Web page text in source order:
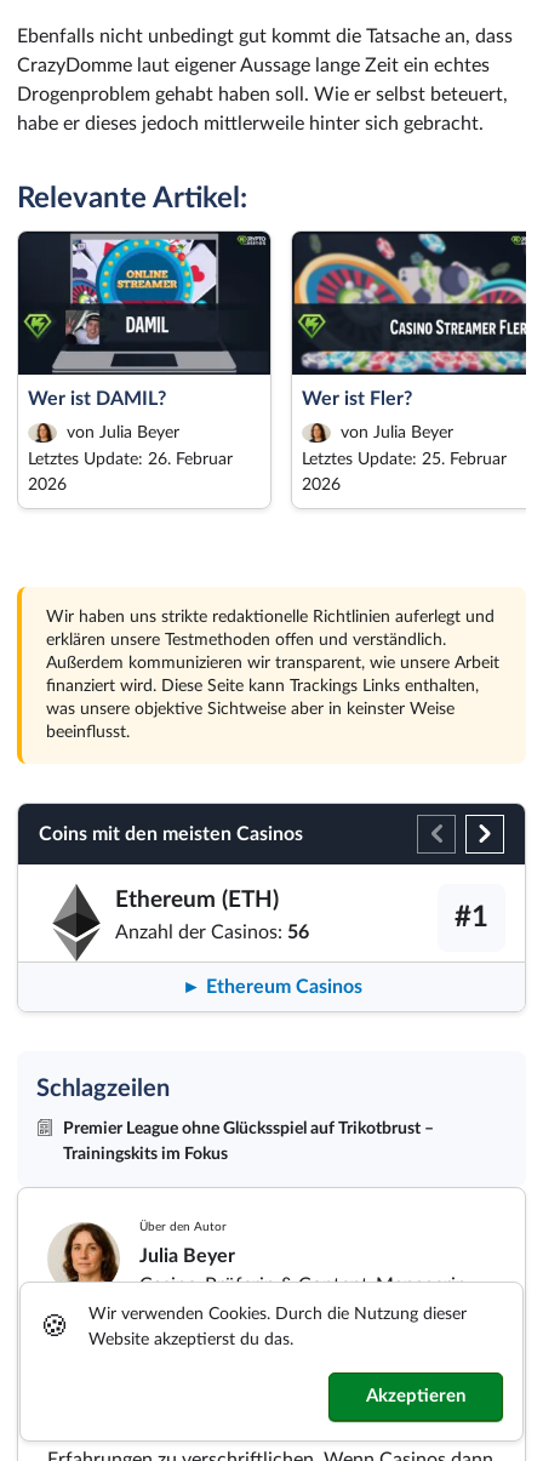
Ebenfalls nicht unbedingt gut kommt die Tatsache an, dass
CrazyDomme laut eigener Aussage lange Zeit ein echtes
Drogenproblem gehabt haben soll. Wie er selbst beteuert,
habe er dieses jedoch mittlerweile hinter sich gebracht.
Relevante Artikel:
Wer ist DAMIL?
von Julia Beyer
Letztes Update: 26. Februar
2026
Wer ist Fler?
von Julia Beyer
Letztes Update: 25. Februar
2026
Wir haben uns strikte redaktionelle Richtlinien auferlegt und
erklären unsere Testmethoden offen und verständlich.
Außerdem kommunizieren wir transparent, wie unsere Arbeit
finanziert wird. Diese Seite kann Trackings Links enthalten,
was unsere objektive Sichtweise aber in keinster Weise
beeinflusst.
Coins mit den meisten Casinos
Ethereum (ETH)
Anzahl der Casinos: 56 #1
► Ethereum Casinos
Schlagzeilen
Premier League ohne Glücksspiel auf Trikotbrust –
Trainingskits im Fokus
Über den Autor
Julia Beyer
Casino-Prüferin & Content-Managerin
Ich bin seit 2020 Teil von Kryptocasinos.com und
liebe es, mit meinen Kollegen die Casinos bis ins
🍪
Wir verwenden Cookies. Durch die Nutzung dieser
Website akzeptierst du das.
Akzeptieren